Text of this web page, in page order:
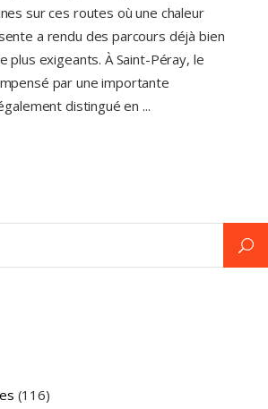
sur ces routes où une chaleur
a rendu des parcours déjà bien
plus exigeants. À Saint-Péray, le
par une importante
distingué en
(116)